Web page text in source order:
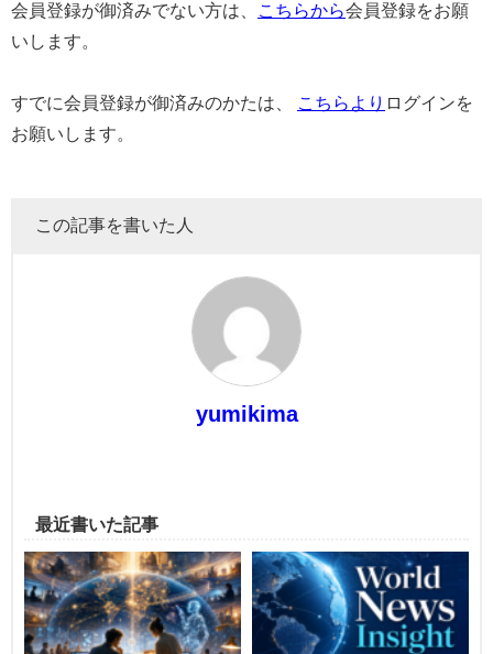
会員登録が御済みでない方は、
こちらから会員登録をお願
いします。
すでに会員登録が御済みのかたは、 こちらより ログインを
お願いします。
この記事を書いた人
yumikima
最近書いた記事